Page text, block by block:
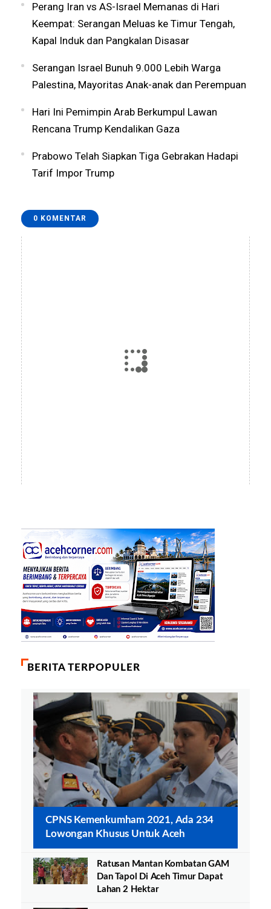
Perang Iran vs AS-Israel Memanas di Hari
Keempat: Serangan Meluas ke Timur Tengah,
Kapal Induk dan Pangkalan Disasar
Serangan Israel Bunuh 9.000 Lebih Warga
Palestina, Mayoritas Anak-anak dan Perempuan
Hari Ini Pemimpin Arab Berkumpul Lawan
Rencana Trump Kendalikan Gaza
Prabowo Telah Siapkan Tiga Gebrakan Hadapi
Tarif Impor Trump
0 KOMENTAR
BERITA TERPOPULER
CPNS Kemenkumham 2021, Ada 234
Lowongan Khusus Untuk Aceh
Ratusan Mantan Kombatan GAM
Dan Tapol Di Aceh Timur Dapat
Lahan 2 Hektar